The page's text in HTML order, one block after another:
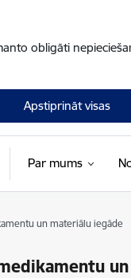
obligāti
Apstiprināt visas
Par mums
un materiālu iegāde